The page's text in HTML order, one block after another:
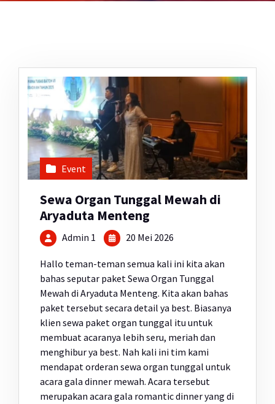
Event
Sewa Organ Tunggal Mewah di
Aryaduta Menteng
Admin 1 20 Mei 2026
Hallo teman-teman semua kali ini kita akan
bahas seputar paket Sewa Organ Tunggal
Mewah di Aryaduta Menteng. Kita akan bahas
paket tersebut secara detail ya best. Biasanya
klien sewa paket organ tunggal itu untuk
membuat acaranya lebih seru, meriah dan
menghibur ya best. Nah kali ini tim kami
mendapat orderan sewa organ tunggal untuk
acara gala dinner mewah. Acara tersebut
merupakan acara gala romantic dinner yang di